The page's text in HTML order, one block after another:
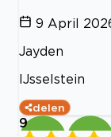
9 April
Jayden
IJsselstein
delen
9